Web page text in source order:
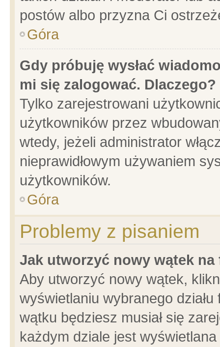
postów albo przyzna Ci
Góra
Gdy próbuję wysłać
mi się zalogować. Dlaczego?
Tylko zarejestrowani
użytkowników przez
wtedy, jeżeli administrator
nieprawidłowym używaniem
użytkowników.
Góra
Problemy z pisaniem
Jak utworzyć nowy wątek na
Aby utworzyć nowy wątek,
wyświetlaniu wybranego
wątku będziesz musiał się
każdym dziale jest